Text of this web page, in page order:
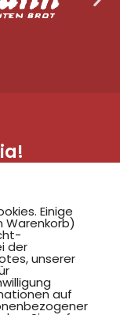
2008
Einige
Warenkorb)
der
unserer
auf